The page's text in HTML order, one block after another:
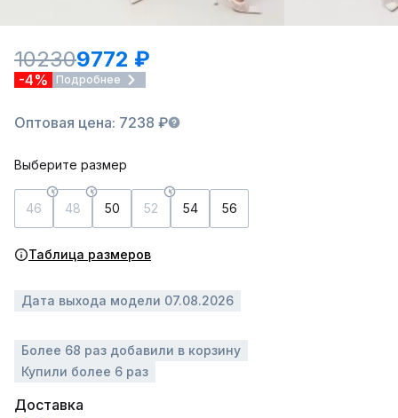
102309772 ₽
-4% Подробнее
Оптовая цена: 7238 ₽
Выберите размер
46 48 50 52 54 56
Таблица размеров
Дата выхода модели 07.08.2026
Более 68 раз добавили в корзину
Купили более 6 раз
Доставка